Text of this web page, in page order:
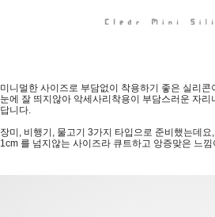
미니멀한 사이즈로 부담없이 착용하기 좋은 실리콘
눈에 잘 띄지않아 악세사리착용이 부담스러운 자
답니다.
장미, 비행기, 물고기 3가지 타입으로 준비했는데요,
1cm 를 넘지않는 사이즈라 큐트하고 앙증맞은 느